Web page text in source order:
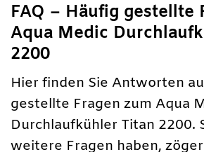
FAQ – Häufig gestellte
Aqua Medic
2200
Hier finden Sie Antworten
gestellte Fragen zum Aqua
Durchlaufkühler Titan 2200.
weitere Fragen haben,